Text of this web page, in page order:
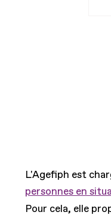
L'Agefiph est
personnes en
Pour cela, elle